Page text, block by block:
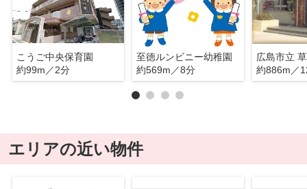
こうご中央保育園
約99m／2分
至徳ルンビニー幼稚園
約569m／8分
広島市立
約886m／
エリアの近い物件